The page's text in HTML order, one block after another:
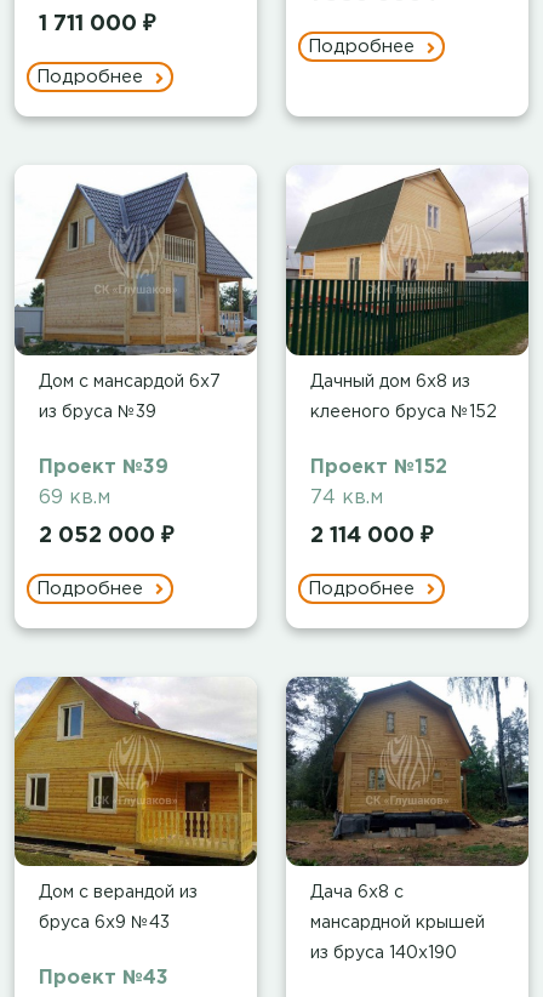
1 711 000 ₽
Подробнее
Подробнее
Дом с мансардой 6х7
из бруса №39
Проект №39
69 кв.м
2 052 000 ₽
Подробнее
Дачный дом 6х8 из
клееного бруса №152
Проект №152
74 кв.м
2 114 000 ₽
Подробнее
Дом с верандой из
бруса 6х9 №43
Проект №43
Дача 6х8 с
мансардной крышей
из бруса 140х190